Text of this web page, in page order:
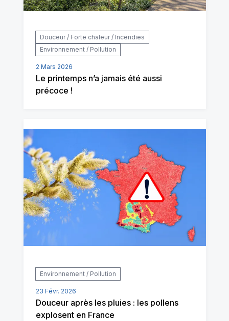
Douceur / Forte chaleur / Incendies
Environnement / Pollution
2 Mars 2026
Le printemps n’a jamais été aussi
précoce !
Environnement / Pollution
23 Févr. 2026
Douceur après les pluies : les pollens
explosent en France